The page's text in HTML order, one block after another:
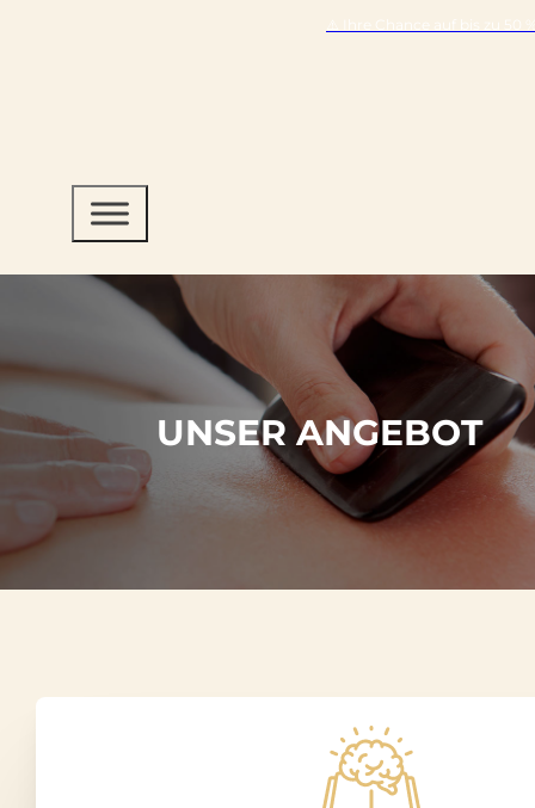
⚠️ Ihre Chance auf bis zu
UNSER ANGEBOT